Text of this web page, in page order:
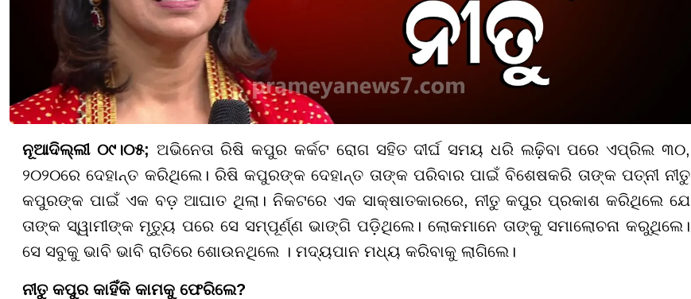
ନୂଆଦିଲ୍ଲୀ ୦୯।୦୫; ଅଭିନେତା ରିଷି କପୁର କର୍କଟ ରୋଗ ସହିତ ଦୀର୍ଘ ସମୟ ଧରି ଲଢ଼ିବା ପରେ ଏପ୍ରିଲ ୩୦,
୨୦୨୦ରେ ଦେହାନ୍ତ କରିଥିଲେ। ରିଷି କପୁରଙ୍କ ଦେହାନ୍ତ ତାଙ୍କ ପରିବାର ପାଇଁ ବିଶେଷକରି ତାଙ୍କ ପତ୍ନୀ ନୀତୁ
କପୁରଙ୍କ ପାଇଁ ଏକ ବଡ଼ ଆଘାତ ଥିଲା। ନିକଟରେ ଏକ ସାକ୍ଷାତକାରରେ, ନୀତୁ କପୁର ପ୍ରକାଶ କରିଥିଲେ ଯେ
ତାଙ୍କ ସ୍ୱାମୀଙ୍କ ମୃତ୍ୟୁ ପରେ ସେ ସମ୍ପୂର୍ଣ୍ଣ ଭାଙ୍ଗି ପଡ଼ିଥିଲେ। ଲୋକମାନେ ତାଙ୍କୁ ସମାଲୋଚନା କରୁଥିଲେ।
ସେ ସବୁକୁ ଭାବି ଭାବି ରାତିରେ ଶୋଉନଥିଲେ । ମଦ୍ୟପାନ ମଧ୍ୟ କରିବାକୁ ଲାଗିଲେ।
ନୀତୁ କପୁର କାହିଁକି କାମକୁ ଫେରିଲେ?